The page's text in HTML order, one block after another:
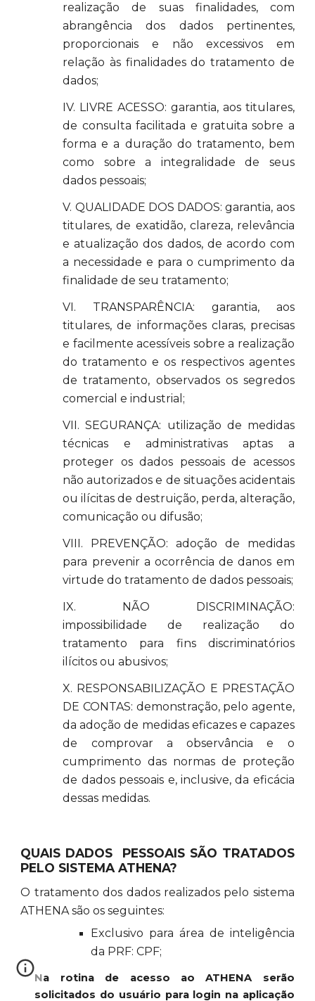
realização de suas finalidades, com
abrangência dos dados pertinentes,
proporcionais e não excessivos em
relação às finalidades do tratamento de
dados;
IV. LIVRE ACESSO: garantia, aos titulares,
de consulta facilitada e gratuita sobre a
forma e a duração do tratamento, bem
como sobre a integralidade de seus
dados pessoais;
V. QUALIDADE DOS DADOS: garantia, aos
titulares, de exatidão, clareza, relevância
e atualização dos dados, de acordo com
a necessidade e para o cumprimento da
finalidade de seu tratamento;
VI. TRANSPARÊNCIA: garantia, aos
titulares, de informações claras, precisas
e facilmente acessíveis sobre a realização
do tratamento e os respectivos agentes
de tratamento, observados os segredos
comercial e industrial;
VII. SEGURANÇA: utilização de medidas
técnicas e administrativas aptas a
proteger os dados pessoais de acessos
não autorizados e de situações acidentais
ou ilícitas de destruição, perda, alteração,
comunicação ou difusão;
VIII. PREVENÇÃO: adoção de medidas
para prevenir a ocorrência de danos em
virtude do tratamento de dados pessoais;
IX. NÃO DISCRIMINAÇÃO:
impossibilidade de realização do
tratamento para fins discriminatórios
ilícitos ou abusivos;
X. RESPONSABILIZAÇÃO E PRESTAÇÃO
DE CONTAS: demonstração, pelo agente,
da adoção de medidas eficazes e capazes
de comprovar a observância e o
cumprimento das normas de proteção
de dados pessoais e, inclusive, da eficácia
dessas medidas.
QUAIS DADOS PESSOAIS SÃO TRATADOS
PELO SISTEMA ATHENA?
O tratamento dos dados realizados pelo sistema
ATHENA são os seguintes:
Exclusivo para área de inteligência
da PRF: CPF;
Na rotina de acesso ao ATHENA serão
solicitados do usuário para login na aplicação